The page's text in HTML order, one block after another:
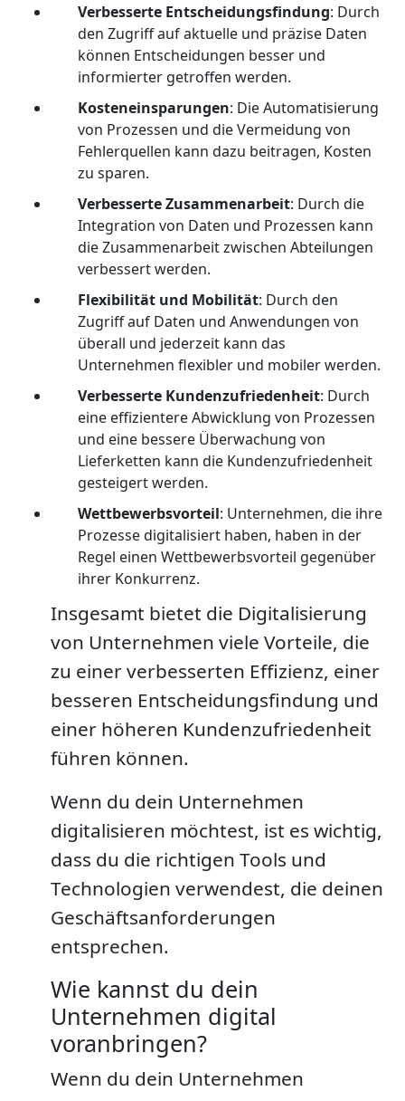
Verbesserte Entscheidungsfindung: Durch
den Zugriff auf aktuelle und präzise Daten
können Entscheidungen besser und
informierter getroffen werden.
Kosteneinsparungen: Die Automatisierung
von Prozessen und die Vermeidung von
Fehlerquellen kann dazu beitragen, Kosten
zu sparen.
Verbesserte Zusammenarbeit: Durch die
Integration von Daten und Prozessen kann
die Zusammenarbeit zwischen Abteilungen
verbessert werden.
Flexibilität und Mobilität: Durch den
Zugriff auf Daten und Anwendungen von
überall und jederzeit kann das
Unternehmen flexibler und mobiler werden.
Verbesserte Kundenzufriedenheit: Durch
eine effizientere Abwicklung von Prozessen
und eine bessere Überwachung von
Lieferketten kann die Kundenzufriedenheit
gesteigert werden.
Wettbewerbsvorteil: Unternehmen, die ihre
Prozesse digitalisiert haben, haben in der
Regel einen Wettbewerbsvorteil gegenüber
ihrer Konkurrenz.
Insgesamt bietet die Digitalisierung
von Unternehmen viele Vorteile, die
zu einer verbesserten Effizienz, einer
besseren Entscheidungsfindung und
einer höheren Kundenzufriedenheit
führen können.
Wenn du dein Unternehmen
digitalisieren möchtest, ist es wichtig,
dass du die richtigen Tools und
Technologien verwendest, die deinen
Geschäftsanforderungen
entsprechen.
Wie kannst du dein
Unternehmen digital
voranbringen?
Wenn du dein Unternehmen